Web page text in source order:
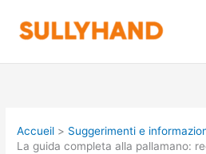
contenu
Accueil
Suggerimenti e
La guida completa alla pallamano: